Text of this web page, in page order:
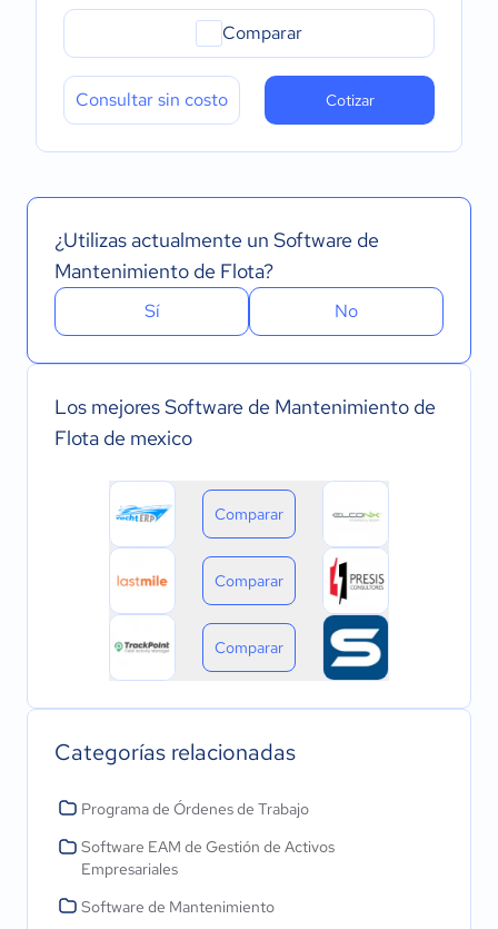
Comparar
Consultar sin costo Cotizar
¿Utilizas actualmente un Software de
Mantenimiento de Flota?
Sí No
Los mejores Software de Mantenimiento de
Flota de mexico
Comparar
Comparar
Comparar
Categorías relacionadas
Programa de Órdenes de Trabajo
Software EAM de Gestión de Activos
Empresariales
Software de Mantenimiento